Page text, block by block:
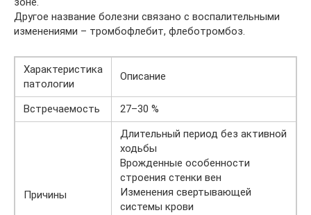
Другое название болезни связано с воспалительными
изменениями – тромбофлебит, флеботромбоз.
Характеристика
патологии
Описание
Встречаемость 27–30 %
Причины
Длительный период без активной
ходьбы
Врожденные особенности
строения стенки вен
Изменения свертывающей
системы крови